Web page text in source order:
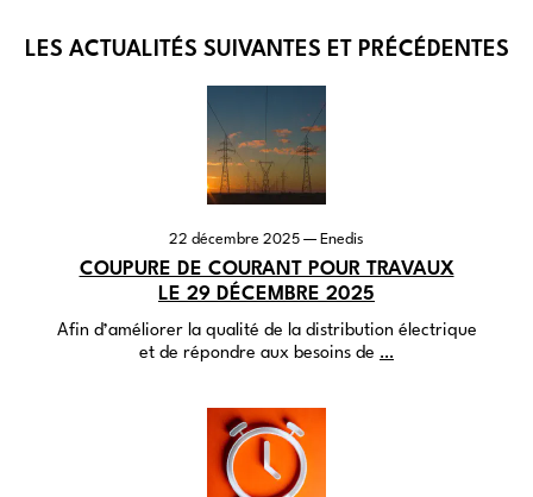
LES ACTUALITÉS SUIVANTES ET PRÉCÉDENTES
22 décembre 2025 — Enedis
COUPURE DE COURANT POUR TRAVAUX
LE 29 DÉCEMBRE 2025
Afin d’améliorer la qualité de la distribution électrique
et de répondre aux besoins de …